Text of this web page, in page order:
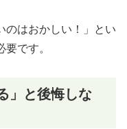
のはおかしい！」とい
です。
」と後悔しな